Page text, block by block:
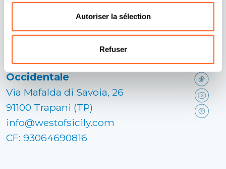
Autoriser la sélection
Refuser
Distretto Turistico Sicilia
Occidentale
Via Mafalda di Savoia, 26
91100 Trapani (TP)
info@westofsicily.com
CF: 93064690816